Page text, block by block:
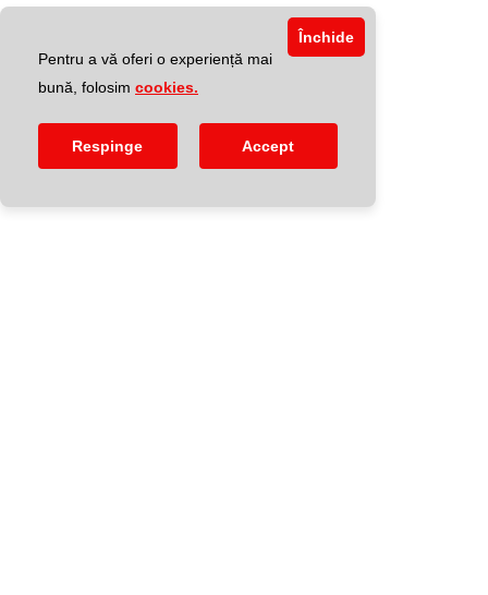
Închide
Pentru a vă oferi o experiență mai
bună, folosim cookies.
Respinge Accept